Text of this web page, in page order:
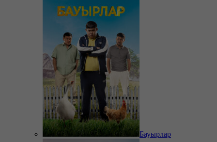
Бауырлар